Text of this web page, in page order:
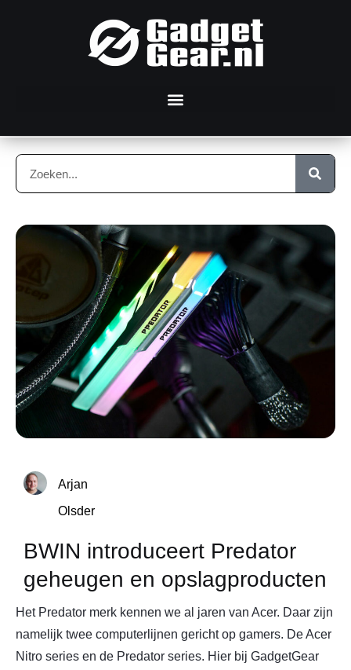
Arjan
Olsder
BWIN introduceert Predator
geheugen en opslagproducten
Het Predator merk kennen we al jaren van Acer. Daar zijn
namelijk twee computerlijnen gericht op gamers. De Acer
Nitro series en de Predator series. Hier bij GadgetGear